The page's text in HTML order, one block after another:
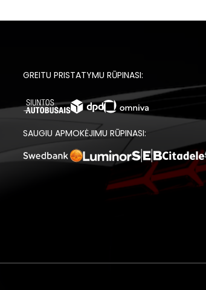
GREITU PRISTATYMU RŪPINASI:
SAUGIU APMOKĖJIMU RŪPINASI: